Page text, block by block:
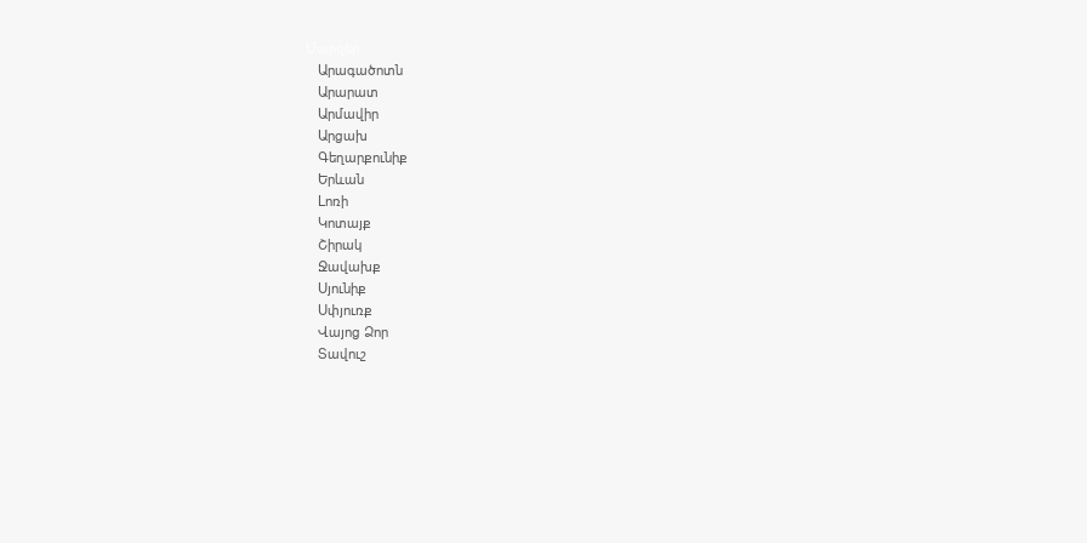
Արագածոտն
Արարատ
Արմավիր
Արցախ
Գեղարքունիք
Երևան
Լոռի
Կոտայք
Շիրակ
Ջավախք
Սյունիք
Սփյուռք
Վայոց Ձոր
Տավուշ